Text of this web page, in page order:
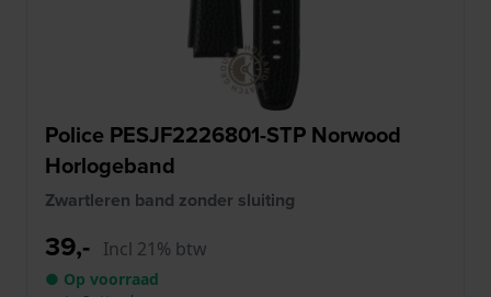
Police PESJF2226801-STP Norwood
Horlogeband
Zwartleren band zonder sluiting
39,- Incl 21% btw
● Op voorraad